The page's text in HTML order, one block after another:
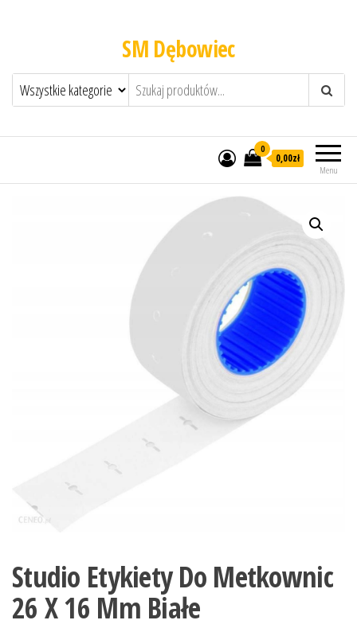
SM Dębowiec
Menu
0
0,00zł
Studio Etykiety Do Metkownic
26 X 16 Mm Białe